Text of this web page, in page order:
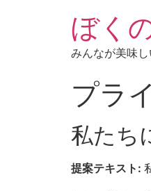
ぼく
みんなが美味
プラ
私たち
提案テキスト: